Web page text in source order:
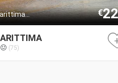
€
(75)